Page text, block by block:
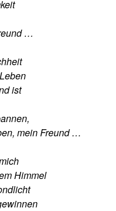
…
ist
mein Freund …
Himmel